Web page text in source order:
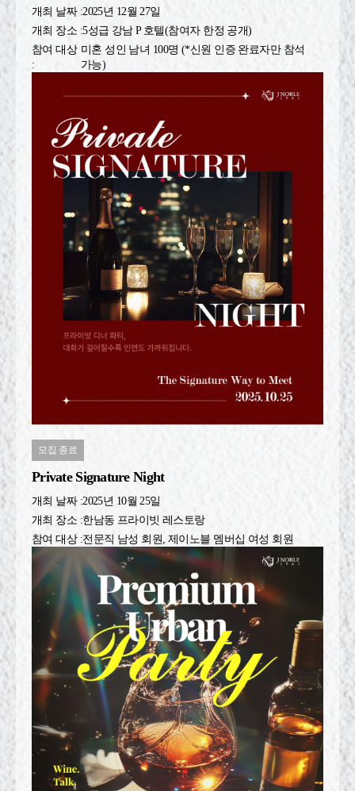
개최 날짜 :2025년 12월 27일
개최 장소 :5성급 강남 P 호텔(참여자 한정 공개)
참여 대상
:
미혼 성인 남녀 100명 (*신원 인증 완료자만 참석
가능)
모집 종료
Private Signature Night
개최 날짜 :2025년 10월 25일
개최 장소 :한남동 프라이빗 레스토랑
참여 대상 :전문직 남성 회원, 제이노블 멤버십 여성 회원